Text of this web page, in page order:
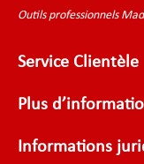
Outils professionnels
Service Clientèle
Plus
Informations